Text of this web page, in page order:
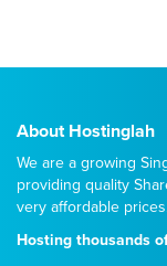
About Hostinglah
We are a growing
providing quality
very affordable
Hosting thousands